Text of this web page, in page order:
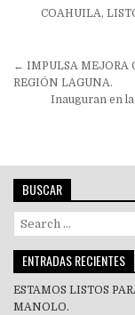
COAHUILA,
Navegación
de
entradas
← IMPULSA MEJORA
REGIÓN LAGUNA.
Inauguran en
BUSCAR
Search
for:
ENTRADAS RECIENTES
ESTAMOS LISTOS
MANOLO.